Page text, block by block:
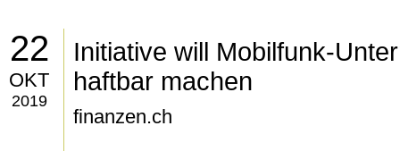
22
OKT
2019
Initiative will Mobilfunk-
haftbar machen
finanzen.ch